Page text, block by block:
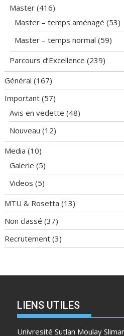
Master (416)
Master – temps aménagé (53)
Master – temps normal (59)
Parcours d’Excellence (239)
Général (167)
Important (57)
Avis en vedette (48)
Nouveau (12)
Media (10)
Galerie (5)
Videos (5)
MTU & Rosetta (13)
Non classé (37)
Recrutement (3)
LIENS UTILES
Univresité Sutlan Moulay